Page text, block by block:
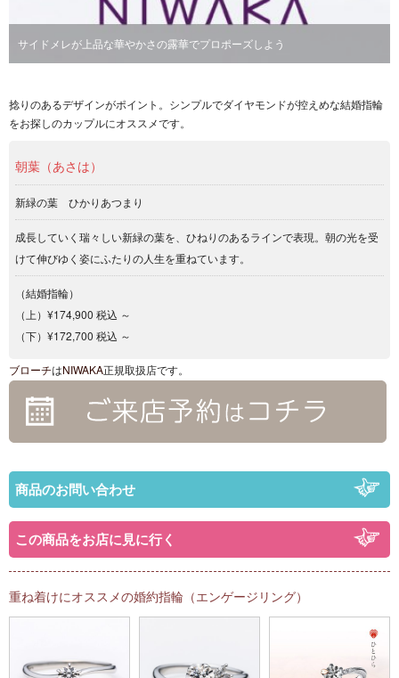
サイドメレが上品な華やかさの露華でプロポーズしよう
捻りのあるデザインがポイント。シンプルでダイヤモンドが控えめな結婚指輪
をお探しのカップルにオススメです。
朝葉（あさは）
新緑の葉 ひかりあつまり
成長していく瑞々しい新緑の葉を、ひねりのあるラインで表現。朝の光を受
けて伸びゆく姿にふたりの人生を重ねています。
（結婚指輪）
（上）¥174,900 税込 ～
（下）¥172,700 税込 ～
ブローチはNIWAKA正規取扱店です。
商品のお問い合わせ
この商品をお店に見に行く
重ね着けにオススメの婚約指輪（エンゲージリング）